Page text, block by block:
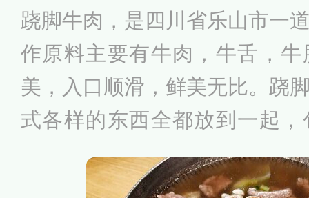
跷脚牛肉，是四川省乐山市一
作原料主要有牛肉，牛舌，
美，入口顺滑，鲜美无比。跷
式各样的东西全都放到一起
肝，牛耳，牛肺，牛心，牛
筋，牛腩，牛脑，牛骨，牛髓